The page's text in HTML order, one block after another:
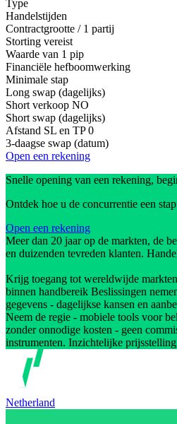
Type
Handelstijden
Contractgrootte / 1 partij
Storting vereist
Waarde van 1 pip
Financiële hefboomwerking
Minimale stap
Long swap (dagelijks)
Short verkoop NO
Short swap (dagelijks)
Afstand SL en TP 0
3-daagse swap (datum)
Open een rekening
Snelle opening van een rekening,
Ontdek hoe u de concurrentie een
Open een rekening
Meer dan 20 jaar op de markten, de
en duizenden tevreden klanten.
Krijg toegang tot wereldwijde
binnen handbereik Beslissingen
gegevens - dagelijkse kansen en
Neem de regie - mobiele tools voor
zonder onnodige kosten - geen
instrumenten. Inzichtelijke
Netherland